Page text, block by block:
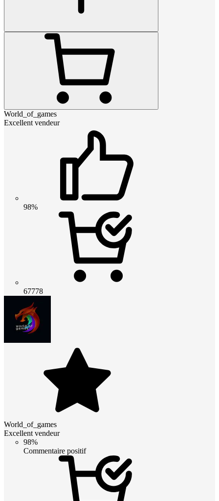
World_of_games
Excellent vendeur
98%
67778
World_of_games
Excellent vendeur
98%
Commentaire positif